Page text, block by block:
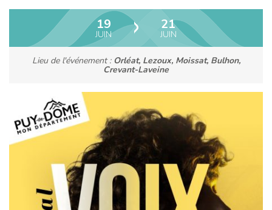
19
JUIN
21
JUIN
Lieu de l'événement : Orléat, Lezoux, Moissat, Bulhon,
Crevant-Laveine